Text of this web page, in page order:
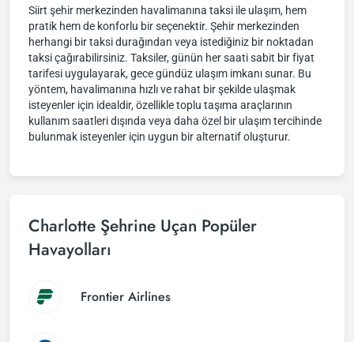
Siirt şehir merkezinden havalimanına taksi ile ulaşım, hem
pratik hem de konforlu bir seçenektir. Şehir merkezinden
herhangi bir taksi durağından veya istediğiniz bir noktadan
taksi çağırabilirsiniz. Taksiler, günün her saati sabit bir fiyat
tarifesi uygulayarak, gece gündüz ulaşım imkanı sunar. Bu
yöntem, havalimanına hızlı ve rahat bir şekilde ulaşmak
isteyenler için idealdir, özellikle toplu taşıma araçlarının
kullanım saatleri dışında veya daha özel bir ulaşım tercihinde
bulunmak isteyenler için uygun bir alternatif oluşturur.
Charlotte Şehrine Uçan Popüler
Havayolları
Frontier Airlines